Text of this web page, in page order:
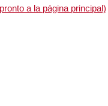
a la página principal)